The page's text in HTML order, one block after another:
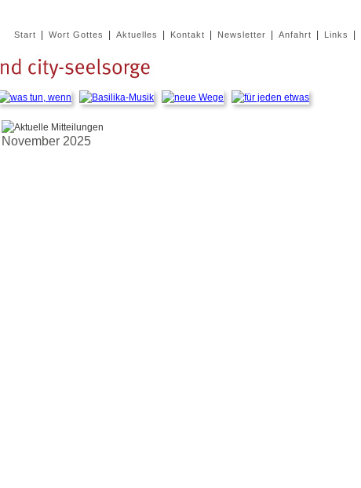
Start Wort Gottes Aktuelles Kontakt Newsletter Anfahrt Links
November 2025